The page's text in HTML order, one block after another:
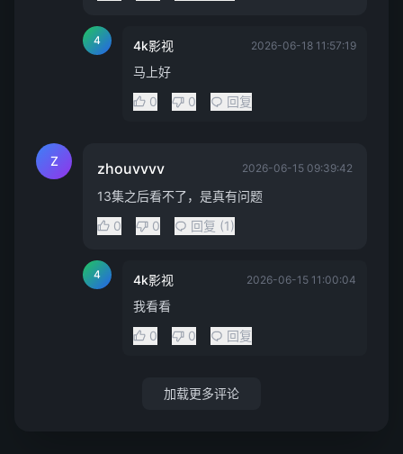
4 4k影视 2026-06-18 11:57:19
马上好
0
0 回复
Z zhouvvvv 2026-06-15 09:39:42
13集之后看不了，是真有问题
0
0 回复 (1)
4 4k影视 2026-06-15 11:00:04
我看看
0
0 回复
加载更多评论